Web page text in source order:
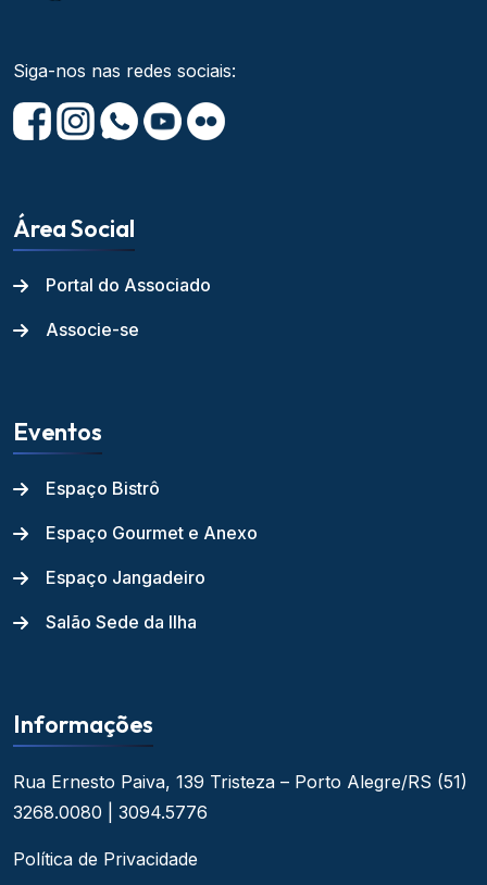
Siga-nos nas redes sociais:
Área Social
Portal do Associado
Associe-se
Eventos
Espaço Bistrô
Espaço Gourmet e Anexo
Espaço Jangadeiro
Salão Sede da Ilha
Informações
Rua Ernesto Paiva, 139 Tristeza – Porto Alegre/RS (51)
3268.0080 | 3094.5776
Política de Privacidade